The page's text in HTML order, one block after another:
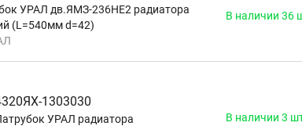
УРАЛ дв.ЯМЗ-236НЕ2 радиатора
(L=540мм d=42)
В наличии 36
1303030
УРАЛ радиатора
В наличии 3